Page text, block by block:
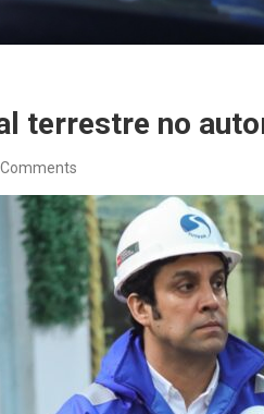
terrestre no
Comments